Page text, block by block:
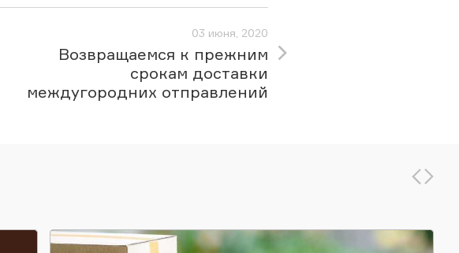
03 июня, 2020
Возвращаемся к прежним
срокам доставки
междугородних отправлений